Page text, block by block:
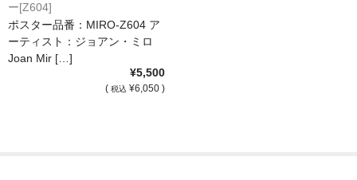
ー[Z604]
ポスター品番：MIRO-Z604 ア
ーティスト：ジョアン・ミロ
Joan Mir […]
¥5,500
( 税込 ¥6,050 )